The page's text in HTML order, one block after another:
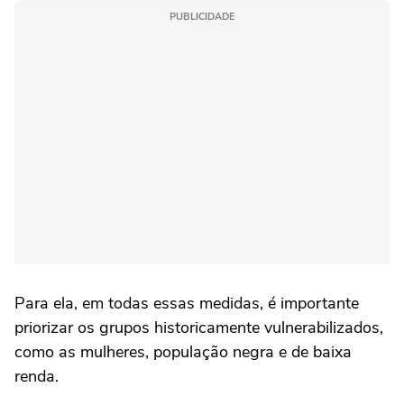
PUBLICIDADE
Para ela, em todas essas medidas, é importante
priorizar os grupos historicamente vulnerabilizados,
como as mulheres, população negra e de baixa
renda.